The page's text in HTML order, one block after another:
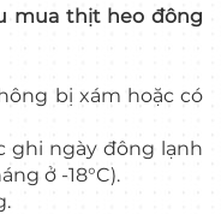
mua thịt heo đông
bị xám hoặc có
ngày đông lạnh
ở -18°C).